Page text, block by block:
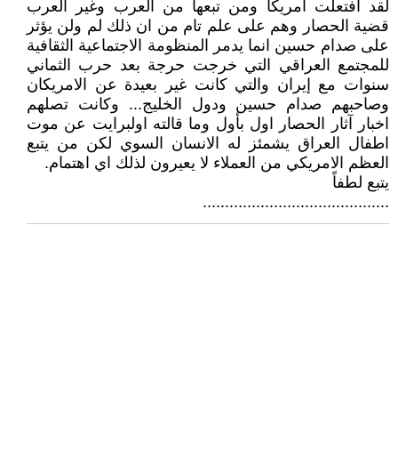
لقد افتعلت امريكا ومن تبعها من العرب وغير العرب
قضية الحصار وهم على علم تام من ان ذلك لم ولن يؤثر
على صدام حسين انما يدمر المنظومة الاجتماعية الثقافية
للمجتمع العراقي التي خرجت حرجة بعد حرب الثماني
سنوات مع إيران والتي كانت غير بعيدة عن الامريكان
وصاحبهم صدام حسين ودول الخليج... وكانت تصلهم
اخبار آثار الحصار اول بأول وما قالته اولبرايت عن موت
اطفال العراق يشمئز له الانسان السوي لكن من يتبع
العظم الامريكي من العملاء لا يعيرون لذلك اي اهتمام.
يتبع لطفاً
..........................................